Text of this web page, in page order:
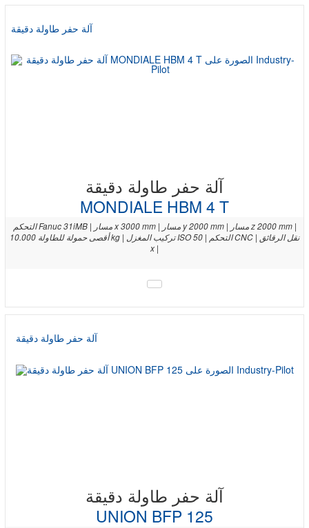
آلة حفر طاولة دقيقة
آلة حفر طاولة دقيقة
MONDIALE HBM 4 T
التحكم Fanuc 31iMB | مسار x 3000 mm | مسار y 2000 mm | مسار z 2000 mm |
أقصى حمولة للطاولة 10.000 kg | تركيب المغزل ISO 50 | التحكم CNC | نقل الرقائق
x |
آلة حفر طاولة دقيقة
آلة حفر طاولة دقيقة
UNION BFP 125